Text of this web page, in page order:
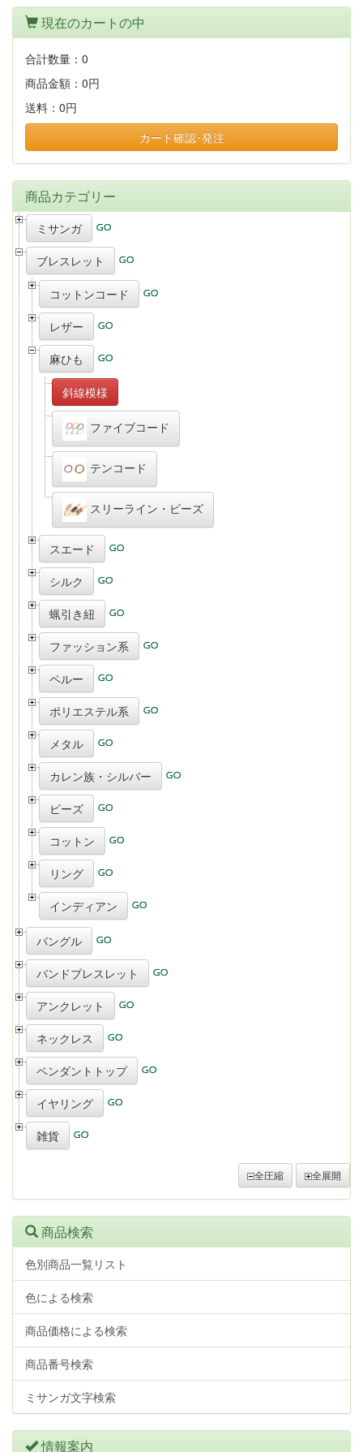
現在のカートの中
合計数量： 0
商品金額： 0円
送料： 0円
カート確認･発注
商品カテゴリー
ミサンガ
ブレスレット
コットンコード
レザー
麻ひも
斜線模様
ファイブコード
テンコード
スリーライン・ビーズ
スエード
シルク
蝋引き紐
ファッション系
ペルー
ポリエステル系
メタル
カレン族・シルバー
ビーズ
コットン
リング
インディアン
バングル
バンドブレスレット
アンクレット
ネックレス
ペンダントトップ
イヤリング
雑貨
全圧縮 全展開
商品検索
色別商品一覧リスト
色による検索
商品価格による検索
商品番号検索
ミサンガ文字検索
情報案内